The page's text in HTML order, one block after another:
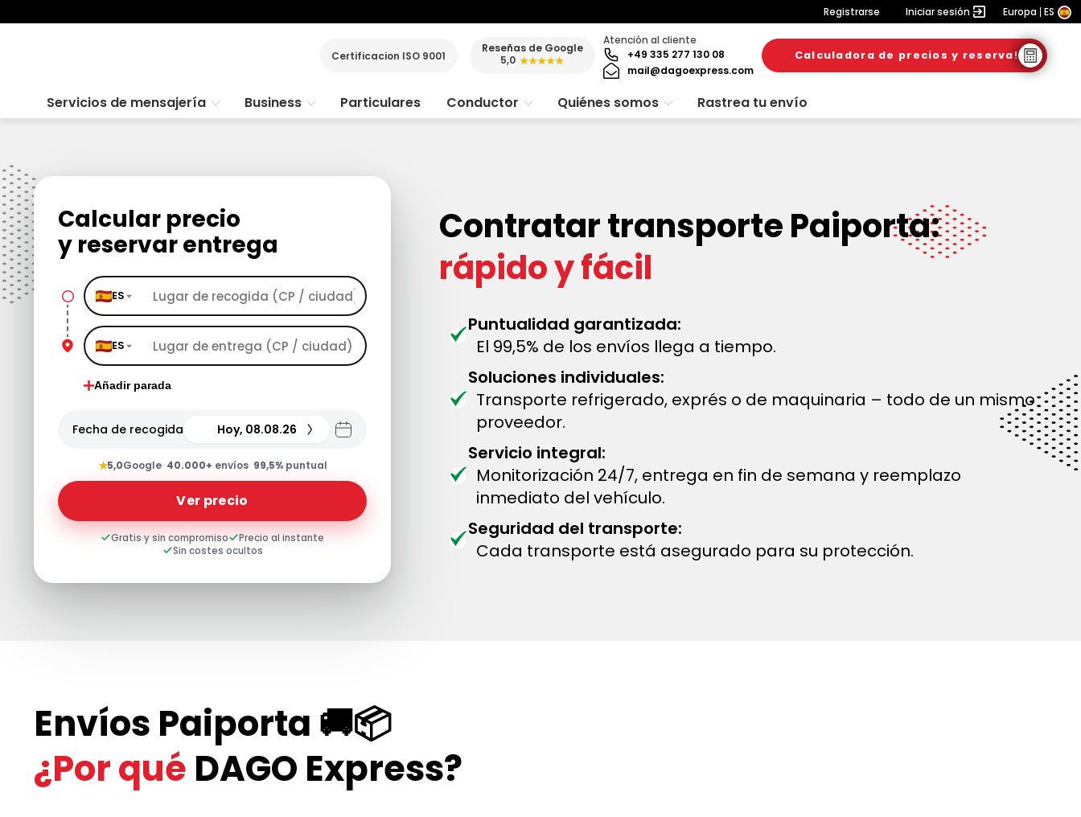
Registrarse Iniciar sesión Europa ES
Certificacion ISO 9001
Reseñas de Google
5,0 ★★★★★
Atención al cliente
+49 335 277 130 08
mail@dagoexpress.com
Calculadora de precios y reserva!
Servicios de mensajería Business Particulares Conductor Quiénes somos Rastrea tu envío
Calcular precio
y reservar entrega
ES
ES
Añadir parada
Fecha de recogida Hoy, 08.08.26
★5,0Google· 40.000+ envíos· 99,5%puntual
Ver precio
Gratis y sin compromiso
Precio al instante
Sin costes ocultos
Contratar transporte Paiporta:
rápido y fácil
Puntualidad garantizada:
El 99,5% de los envíos llega a tiempo.
Soluciones individuales:
Transporte refrigerado, exprés o de maquinaria – todo de un mismo
proveedor.
Servicio integral:
Monitorización 24/7, entrega en fin de semana y reemplazo
inmediato del vehículo.
Seguridad del transporte:
Cada transporte está asegurado para su protección.
Envíos Paiporta 🚚📦
¿Por qué DAGO Express?